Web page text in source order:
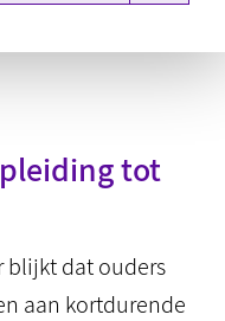
tot
blijkt dat ouders
aan kortdurende